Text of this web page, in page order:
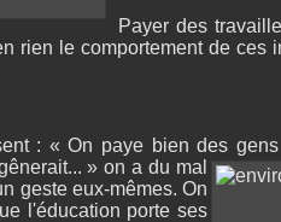
Payer des
rien le comportement de ces
: « On paye bien des
» on a du mal
geste eux-mêmes. On
l'éducation porte ses